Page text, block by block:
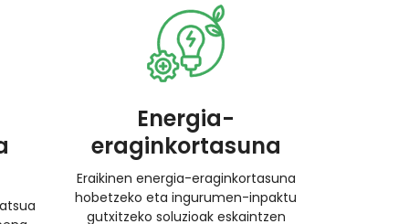
Energia-
eraginkortasuna
Eraikinen energia-eraginkortasuna
hobetzeko eta ingurumen-inpaktu
gutxitzeko soluzioak eskaintzen